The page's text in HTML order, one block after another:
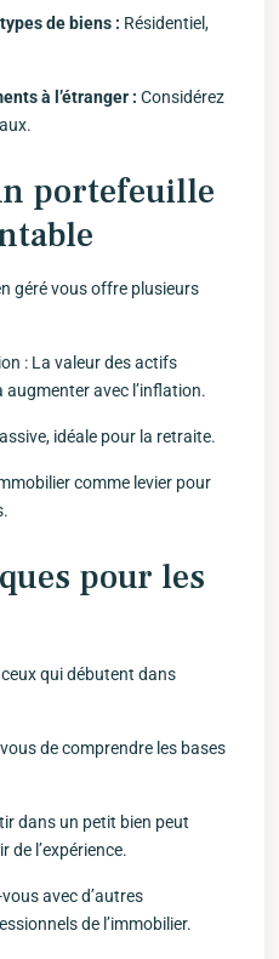
de biens : Résidentiel,
à l’étranger : Considérez
portefeuille
​géré vous‌ offre plusieurs
: La‌ valeur ​des⁢ actifs
avec l’inflation.
idéale pour la retraite.
comme levier pour
pour les
qui débutent dans
de comprendre les bases
dans un petit bien peut
de l’expérience.
avec d’autres
de l’immobilier.